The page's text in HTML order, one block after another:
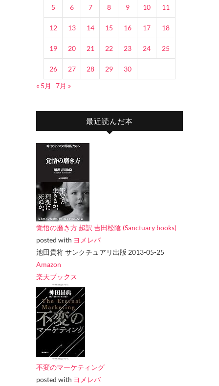
5 6 7 8 9 10 11
12 13 14 15 16 17 18
19 20 21 22 23 24 25
26 27 28 29
30
« 5月
7月 »
最近読んだ本
覚悟の磨き方 超訳 吉田松陰 (Sanctuary books)
posted with ヨメレバ
池田貴将 サンクチュアリ出版 2013-05-25
Amazon
楽天ブックス
不変のマーケティング
posted with ヨメレバ